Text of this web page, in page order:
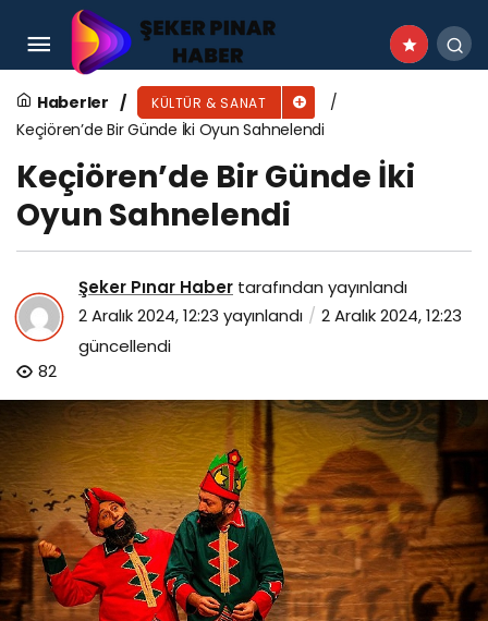
Haberler KÜLTÜR & SANAT
Keçiören’de Bir Günde İki Oyun Sahnelendi
Keçiören’de Bir Günde İki
Oyun Sahnelendi
Şeker Pınar Haber tarafından yayınlandı
2 Aralık 2024, 12:23 yayınlandı
2 Aralık 2024, 12:23
güncellendi
82
İstinye Üniversitesi’nde “Basınç
Yaralanmalarını Önleme ve Farkındalık” sergisi